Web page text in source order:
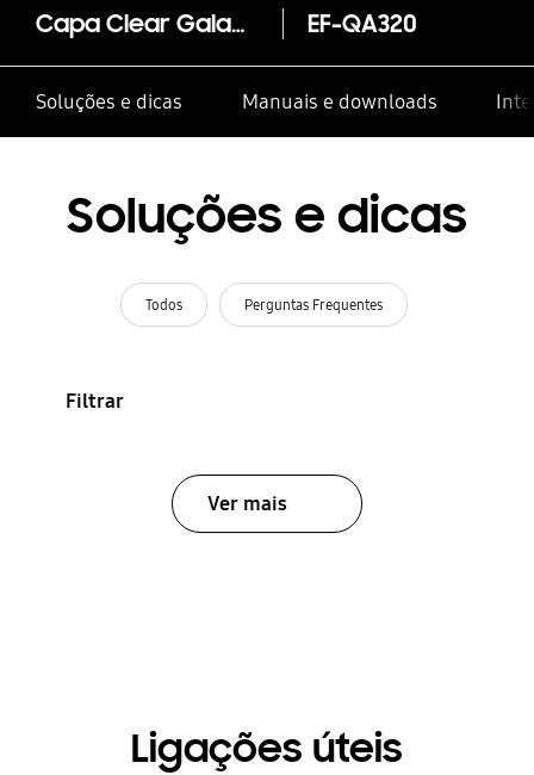
Capa Clear Galaxy A3 (2017) EF-QA320
Soluções e dicas Manuais e downloads
Soluções e dicas
Todos Perguntas Frequentes
Filtrar
Ver mais
Ligações úteis